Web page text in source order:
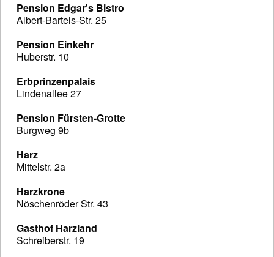
Pension Edgar's Bistro
Albert-Bartels-Str. 25
Pension Einkehr
Huberstr. 10
Erbprinzenpalais
Lindenallee 27
Pension Fürsten-Grotte
Burgweg 9b
Harz
Mittelstr. 2a
Harzkrone
Nöschenröder Str. 43
Gasthof Harzland
Schreiberstr. 19